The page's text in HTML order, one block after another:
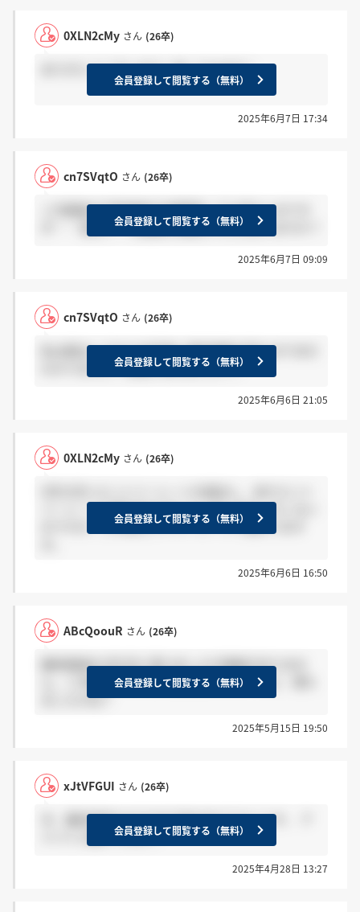
0XLN2cMy さん (26卒)
ありがとうございます！待ってみます！
会員登録して閲覧する（無料）
2025年6月7日 17:34
cn7SVqtO さん (26卒)
二次面接の日程連絡が4週間経っても来ないのです
が…… 直近で一次面接を通過された方はいますか？
会員登録して閲覧する（無料）
2025年6月7日 09:09
cn7SVqtO さん (26卒)
私は提出してから20日後に通過連絡が来たのでまだ
わかりません！気長に待ちましょう！
会員登録して閲覧する（無料）
2025年6月6日 21:05
0XLN2cMy さん (26卒)
リーシートの提出ありがとうございますしかこない
のですが、これはエントリーシートで落ちてます
会員登録して閲覧する（無料）
2025年6月6日 16:50
ABcQoouR さん (26卒)
最終面接を5月3日に受けましたが連絡がありませ
ん。二次面接は次の日に連絡来たんですけど、落ち
ましたかね？
会員登録して閲覧する（無料）
2025年5月15日 19:50
xJtVFGUI さん (26卒)
次、最終選考なのですが 気を付けてることや、 ア
ドバイス無いですか？会員登録して閲覧する（無料）
2025年4月28日 13:27